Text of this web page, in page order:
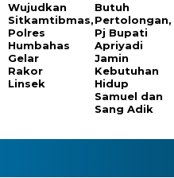
Wujudkan
Sitkamtibmas,
Polres
Humbahas
Gelar
Rakor
Linsek
Butuh
Pertolongan,
Pj Bupati
Apriyadi
Jamin
Kebutuhan
Hidup
Samuel dan
Sang Adik